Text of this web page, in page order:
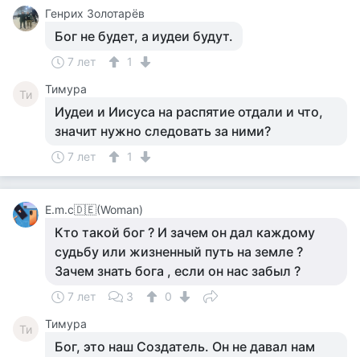
Генрих Золотарёв
Бог не будет, а иудеи будут.
7 лет 1
Ти Тимура
Иудеи и Иисуса на распятие отдали и что,
значит нужно следовать за ними?
7 лет 1
Е.m.c🇩🇪(Woman)
Кто такой бог ? И зачем он дал каждому
судьбу или жизненный путь на земле ?
Зачем знать бога , если он нас забыл ?
7 лет 3 0
Ти Тимура
Бог, это наш Создатель. Он не давал нам